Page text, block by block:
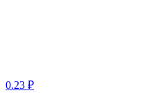
0.23 ₽